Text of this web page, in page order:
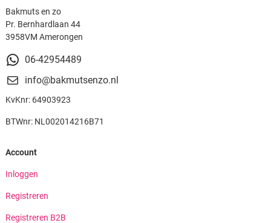
Bakmuts en zo
Pr. Bernhardlaan 44
3958VM Amerongen
06-42954489
info@bakmutsenzo.nl
KvKnr: 64903923
BTWnr: NL002014216B71
Account
Inloggen
Registreren
Registreren B2B